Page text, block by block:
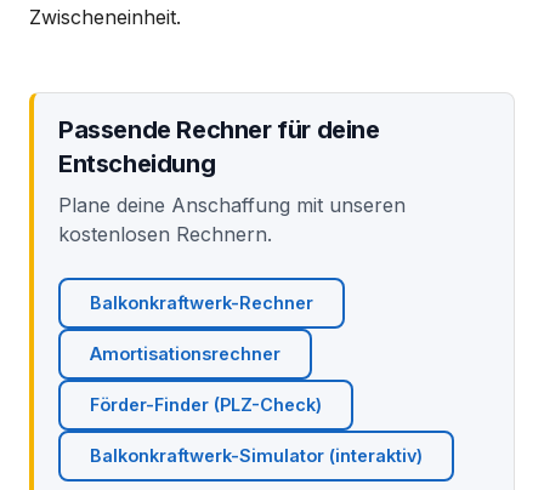
Zwischeneinheit.
Passende Rechner für deine
Entscheidung
Plane deine Anschaffung mit unseren
kostenlosen Rechnern.
Balkonkraftwerk-Rechner
Amortisationsrechner
Förder-Finder (PLZ-Check)
Balkonkraftwerk-Simulator (interaktiv)